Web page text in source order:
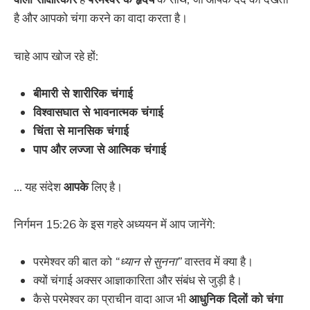
है और आपको चंगा करने का वादा करता है।
चाहे आप खोज रहे हों:
बीमारी से शारीरिक चंगाई
विश्वासघात से भावनात्मक चंगाई
चिंता से मानसिक चंगाई
पाप और लज्जा से आत्मिक चंगाई
... यह संदेशआपकेलिए है।
निर्गमन 15:26 के इस गहरे अध्ययन में आप जानेंगे:
परमेश्वर की बात को “ध्यान से सुनना”वास्तव में क्या है।
क्यों चंगाई अक्सर आज्ञाकारिता और संबंध से जुड़ी है।
कैसे परमेश्वर का प्राचीन वादा आज भीआधुनिक दिलों को चंगा